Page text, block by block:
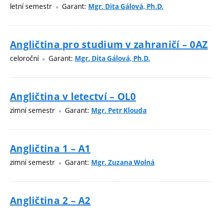
letní semestr Garant: Mgr. Dita Gálová, Ph.D.
Angličtina pro studium v zahraničí – 0AZ
celoroční Garant: Mgr. Dita Gálová, Ph.D.
Angličtina v letectví – OL0
zimní semestr Garant: Mgr. Petr Klouda
Angličtina 1 – A1
zimní semestr Garant: Mgr. Zuzana Wolná
Angličtina 2 – A2